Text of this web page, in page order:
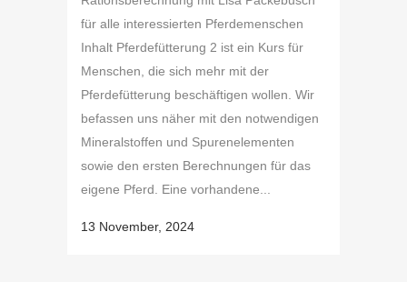
für alle interessierten Pferdemenschen
Inhalt Pferdefütterung 2 ist ein Kurs für
Menschen, die sich mehr mit der
Pferdefütterung beschäftigen wollen. Wir
befassen uns näher mit den notwendigen
Mineralstoffen und Spurenelementen
sowie den ersten Berechnungen für das
eigene Pferd. Eine vorhandene...
13 November, 2024